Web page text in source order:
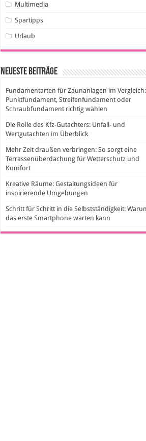
Multimedia
Spartipps
Urlaub
Neueste Beiträge
Fundamentarten für Zaunanlagen im Vergleich:
Punktfundament, Streifenfundament oder
Schraubfundament richtig wählen
Die Rolle des Kfz-Gutachters: Unfall- und
Wertgutachten im Überblick
Mehr Zeit draußen verbringen: So sorgt eine
Terrassenüberdachung für Wetterschutz und
Komfort
Kreative Räume: Gestaltungsideen für
inspirierende Umgebungen
Schritt für Schritt in die Selbstständigkeit:
das erste Smartphone warten kann